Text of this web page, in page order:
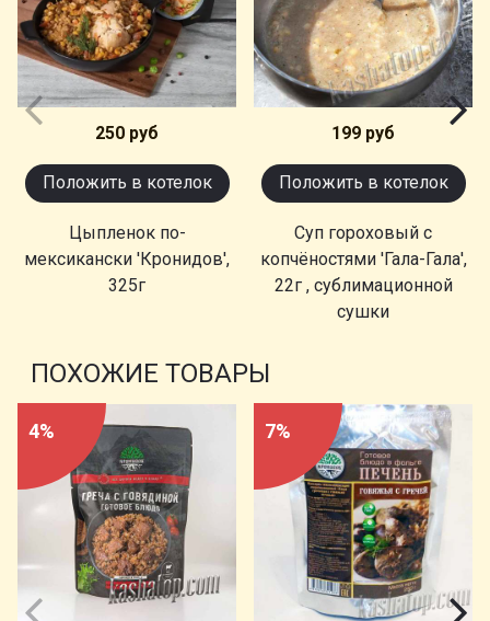
250 руб
Положить в котелок
Цыпленок по-
мексикански 'Кронидов',
325г
199 руб
Положить в котелок
Суп гороховый с
копчёностями 'Гала-Гала',
22г , сублимационной
сушки
ПОХОЖИЕ ТОВАРЫ
4% 7%